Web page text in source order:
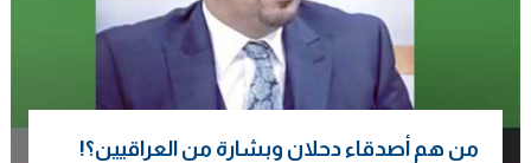
من هم أصدقاء دحلان وبشارة من العراقيين؟!